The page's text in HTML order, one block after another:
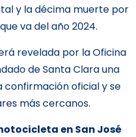
y la décima muerte por
va del año 2024.
revelada por la Oficina
de Santa Clara una
confirmación oficial y se
más cercanos.
en San José